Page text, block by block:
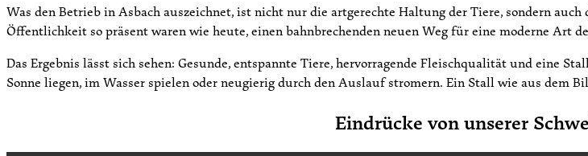
Was den Betrieb in Asbach auszeichnet, ist nicht nur die artgerechte Haltung der Tiere, sondern
Öffentlichkeit so präsent waren wie heute, einen bahnbrechenden neuen Weg für eine moderne Art
Das Ergebnis lässt sich sehen: Gesunde, entspannte Tiere, hervorragende Fleischqualität und eine
Sonne liegen, im Wasser spielen oder neugierig durch den Auslauf stromern. Ein Stall wie aus dem
Eindrücke von unserer